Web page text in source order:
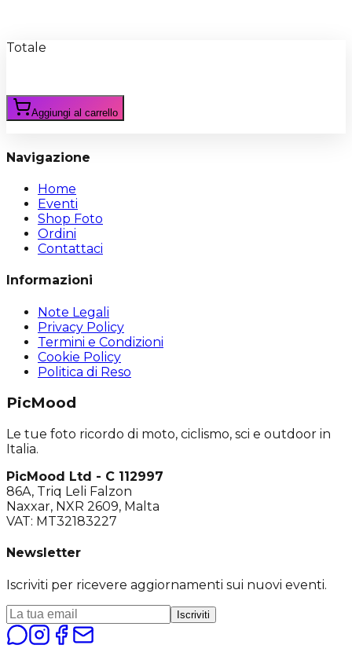
Totale
Aggiungi al carrello
Navigazione
Home
Eventi
Shop Foto
Ordini
Contattaci
Informazioni
Note Legali
Privacy Policy
Termini e Condizioni
Cookie Policy
Politica di Reso
PicMood
Le tue foto ricordo di moto, ciclismo, sci e outdoor in
Italia.
PicMood Ltd - C 112997
86A, Triq Leli Falzon
Naxxar, NXR 2609, Malta
VAT: MT32183227
Newsletter
Iscriviti per ricevere aggiornamenti sui nuovi eventi.
Iscriviti